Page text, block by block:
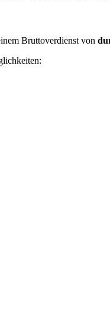
Bruttoverdienst von